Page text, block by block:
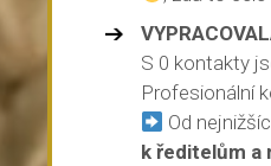
S 0 kontakty
Profesionální
Od
k ředitelům a